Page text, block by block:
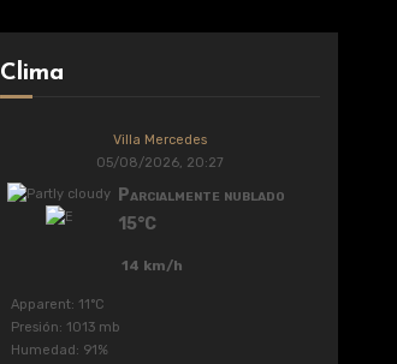
Clima
Villa Mercedes
05/08/2026, 20:27
Parcialmente nublado
15°C
14 km/h
Apparent: 11°C
Presión: 1013 mb
Humedad: 91%